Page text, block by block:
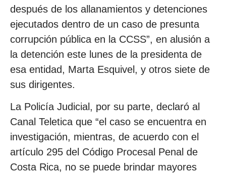
después de los allanamientos y detenciones
ejecutados dentro de un caso de presunta
corrupción pública en la CCSS”, en alusión a
la detención este lunes de la presidenta de
esa entidad, Marta Esquivel, y otros siete de
sus dirigentes.
La Policía Judicial, por su parte, declaró al
Canal Teletica que “el caso se encuentra en
investigación, mientras, de acuerdo con el
artículo 295 del Código Procesal Penal de
Costa Rica, no se puede brindar mayores